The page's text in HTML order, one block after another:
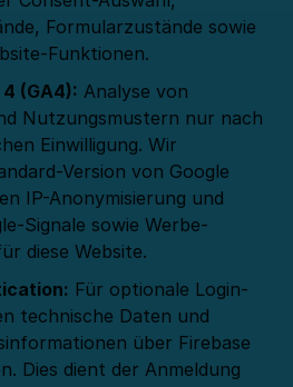
Formularzustände sowie
Funktionen.
(GA4): Analyse von
Nutzungsmustern nur nach
Einwilligung. Wir
Version von Google
IP-Anonymisierung und
Signale sowie Werbe-
diese Website.
Für optionale Login-
technische Daten und
über Firebase
Dies dient der Anmeldung